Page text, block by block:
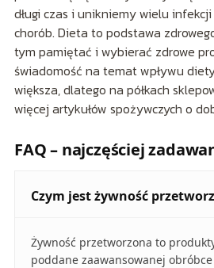
długi czas i unikniemy wielu
chorób. Dieta to podstawa
tym pamiętać i wybierać zdrowe
świadomość na temat wpływu
większa, dlatego na półkach
więcej artykułów spożywczych o
FAQ – najczęściej
Czym jest żywność
Żywność przetworzona to
poddane zaawansowanej